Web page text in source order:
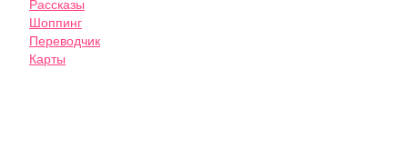
Рассказы
Шоппинг
Переводчик
Карты